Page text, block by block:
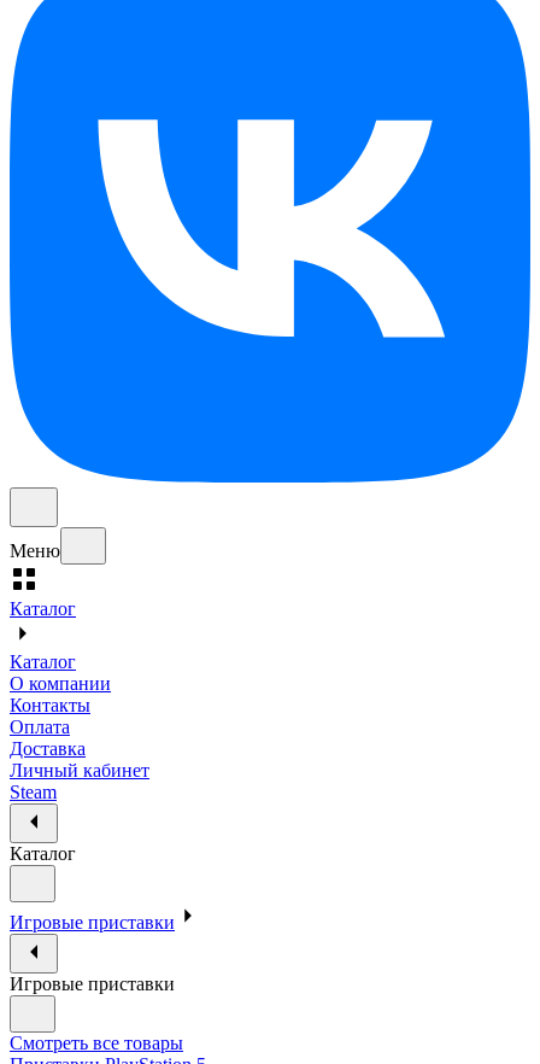
Меню
Каталог
Каталог
О компании
Контакты
Оплата
Доставка
Личный кабинет
Steam
Каталог
Игровые приставки
Игровые приставки
Смотреть все товары